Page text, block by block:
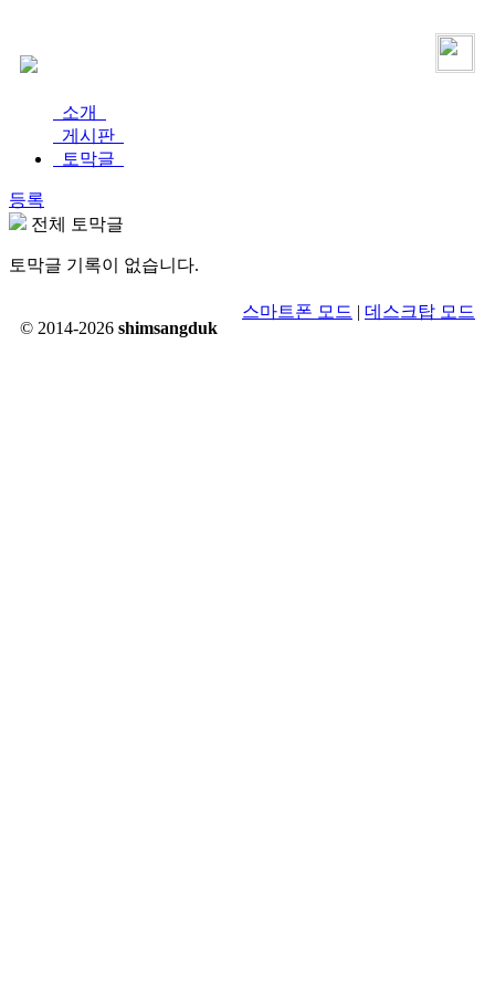
소개
게시판
토막글
등록
전체 토막글
토막글 기록이 없습니다.
© 2014-2026 shimsangduk
스마트폰 모드 | 데스크탑 모드